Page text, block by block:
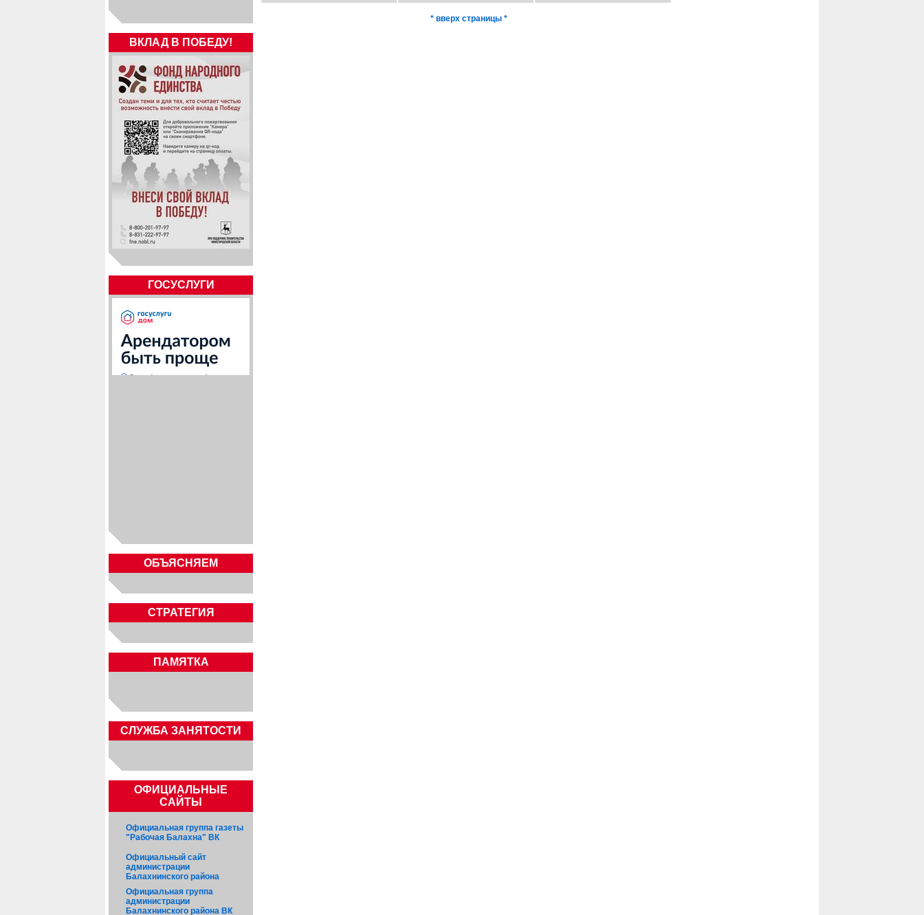
ВКЛАД В ПОБЕДУ!
ГОСУСЛУГИ
ОБЪЯСНЯЕМ
СТРАТЕГИЯ
ПАМЯТКА
CЛУЖБА ЗАНЯТОСТИ
ОФИЦИАЛЬНЫЕ
САЙТЫ
Официальная группа газеты
"Рабочая Балахна" ВК
Официальный сайт
администрации
Балахнинского района
Официальная группа
администрации
Балахнинского района ВК
* вверх страницы *